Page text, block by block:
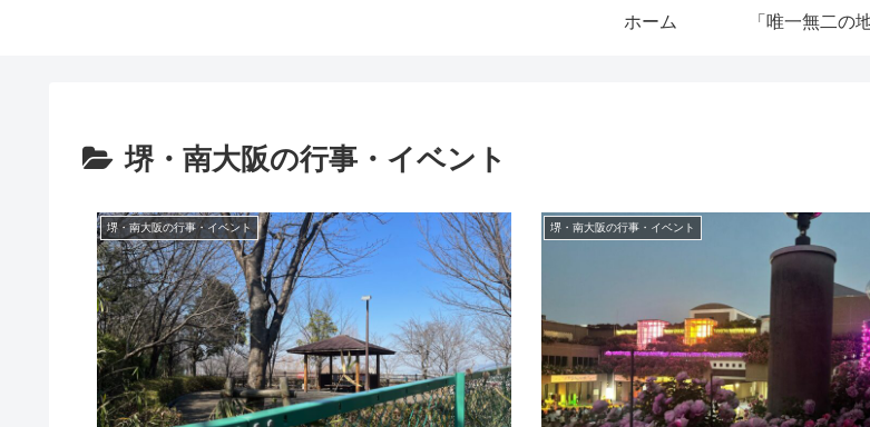
ホーム
堺・南大阪の行事・イベント
堺・南大阪の行事・イベント 堺・南大阪の行事・イベント